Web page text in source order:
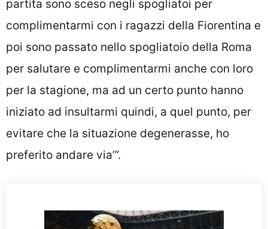
partita sono sceso negli spogliatoi per
complimentarmi con i ragazzi della Fiorentina e
poi sono passato nello spogliatoio della Roma
per salutare e complimentarmi anche con loro
per la stagione, ma ad un certo punto hanno
iniziato ad insultarmi quindi, a quel punto, per
evitare che la situazione degenerasse, ho
preferito andare via’”.